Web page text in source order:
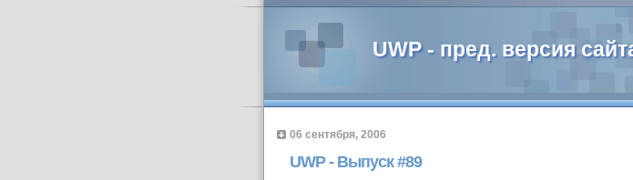
UWP - пред. версия
06 сентября, 2006
UWP - Выпуск #89